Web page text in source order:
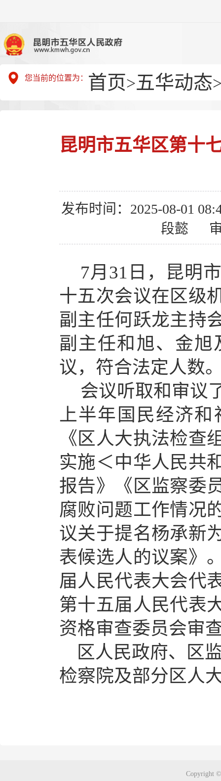
您当前的位置为： 首页>五华动态
昆明市五华区第十
发布时间：2025-08-01
段懿
7月 31 日，
昆明
十五次会议在区级
副 主任何跃龙主持
副主任和旭、金旭
议，符合法定人数
会议听取和审议
上半年国民经济
《 区人大执法检查
实施＜中华人民共
报告》
《区监察委
腐败问题工作情况
议关于提名杨承新
表候选人的议案》
届人民代表大会代
第十五届人民代表
资格审查委员会审
区人民政府、区
检察院及部分区人
Copyright